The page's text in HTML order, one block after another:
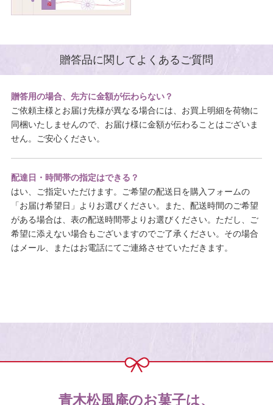
贈答品に関してよくあるご質問
贈答用の場合、先方に金額が伝わらない？
ご依頼主様とお届け先様が異なる場合には、お買上明細を荷物に
同梱いたしませんので、お届け様に金額が伝わることはございま
せん。ご安心ください。
配達日・時間帯の指定はできる？
はい、ご指定いただけます。ご希望の配送日を購入フォームの
「お届け希望日」よりお選びください。また、配送時間のご希望
がある場合は、表の配送時間帯よりお選びください。ただし、ご
希望に添えない場合もございますのでご了承ください。その場合
はメール、またはお電話にてご連絡させていただきます。
青木松風庵のお菓子は、